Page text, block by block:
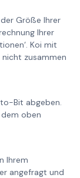
Größe Ihrer
Ihrer
Koi mit
zusammen
Bit abgeben.
oben
Ihrem
angefragt und